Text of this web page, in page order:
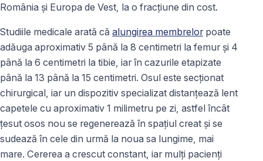
România și Europa de Vest, la o fracțiune din cost.
Studiile medicale arată că alungirea membrelorpoate
adăuga aproximativ 5 până la 8 centimetri la femur și 4
până la 6 centimetri la tibie, iar în cazurile etapizate
până la 13 până la 15 centimetri. Osul este secționat
chirurgical, iar un dispozitiv specializat distanțează lent
capetele cu aproximativ 1 milimetru pe zi, astfel încât
țesut osos nou se regenerează în spațiul creat și se
sudează în cele din urmă la noua sa lungime, mai
mare. Cererea a crescut constant, iar mulți pacienți